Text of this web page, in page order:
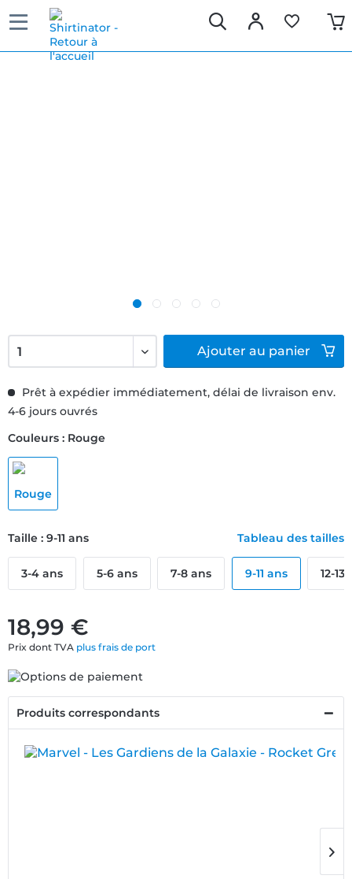
18,99 €
Prix dont TVA plus frais de port
Prêt à expédier immédiatement, délai de livraison env.
4-6 jours ouvrés
Couleurs : Rouge
Taille : 9-11 ans Tableau des tailles
3-4 ans 5-6 ans 7-8 ans 9-11 ans 12-13
Ajouter au panier
Produits correspondants